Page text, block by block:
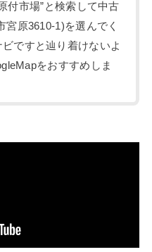
付市場”と検索して中古
宮原3610-1)を選んでく
ですと辿り着けないよ
をおすすめしま